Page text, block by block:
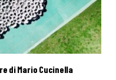
di Mario Cucinella